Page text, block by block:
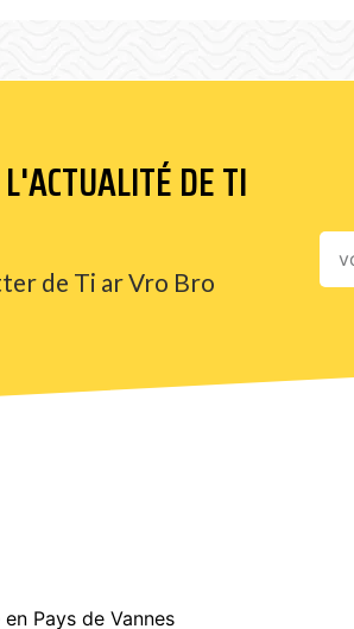
DE TI
de Ti ar Vro Bro
Pays de Vannes